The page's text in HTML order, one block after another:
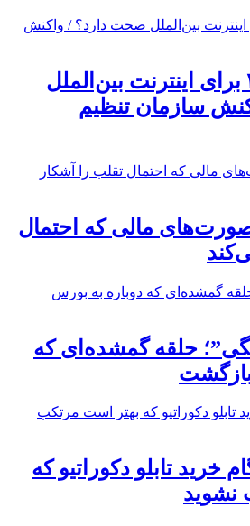
اعمال ضریب ۲.۷ برای اینترنت بین‌الملل
سازمان تنظیم
صورت‌های مالی که احتمال
حلقه گمشده‌ای که
خرید تابلو دکوراتیو که
نشوید